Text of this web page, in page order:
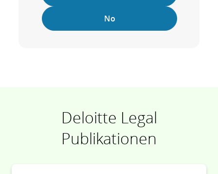
No
Deloitte Legal
Publikationen